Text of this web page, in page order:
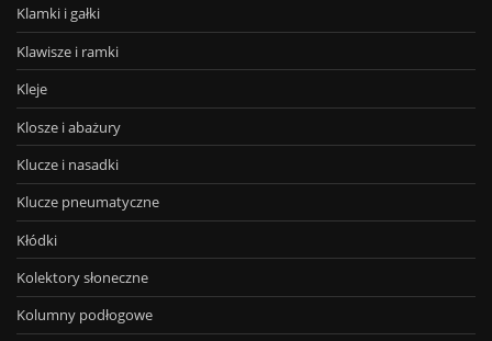
Klamki i gałki
Klawisze i ramki
Kleje
Klosze i abażury
Klucze i nasadki
Klucze pneumatyczne
Kłódki
Kolektory słoneczne
Kolumny podłogowe